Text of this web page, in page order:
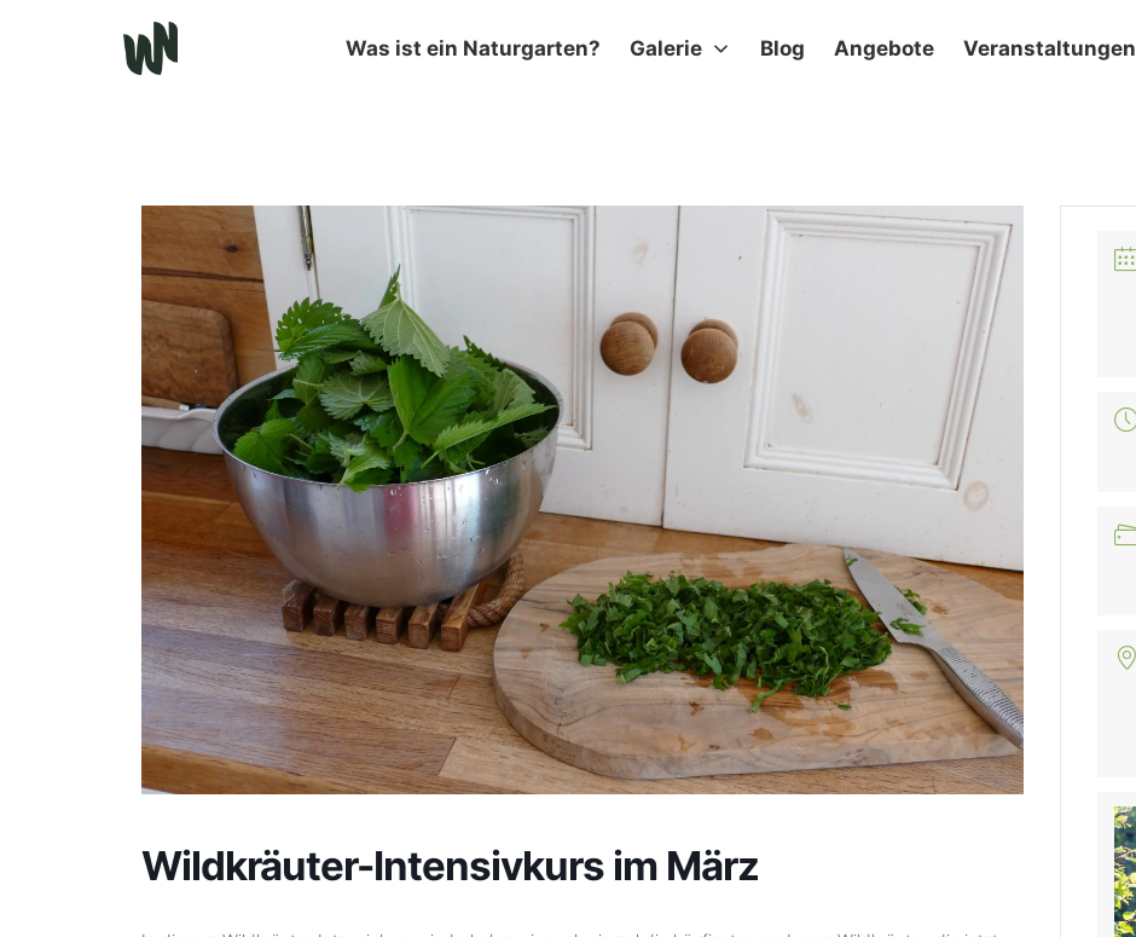
Was ist ein Naturgarten? Galerie Blog Angebote Veranstaltungen
Wildkräuter-Intensivkurs im März